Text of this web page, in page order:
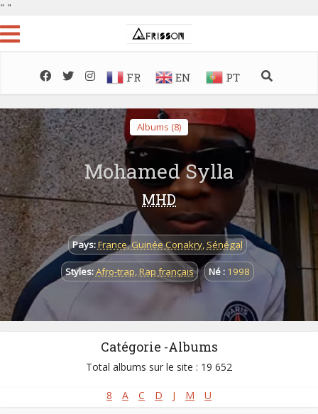
" "
FR EN PT
Albums (8)
Mohamed Sylla
MHD
Pays:France,Guinée Conakry, Sénégal
Styles:Afro-trap,Rap français Né : 1998
Catégorie -Albums
Total albums sur le site : 19 652
8 A C D J M U